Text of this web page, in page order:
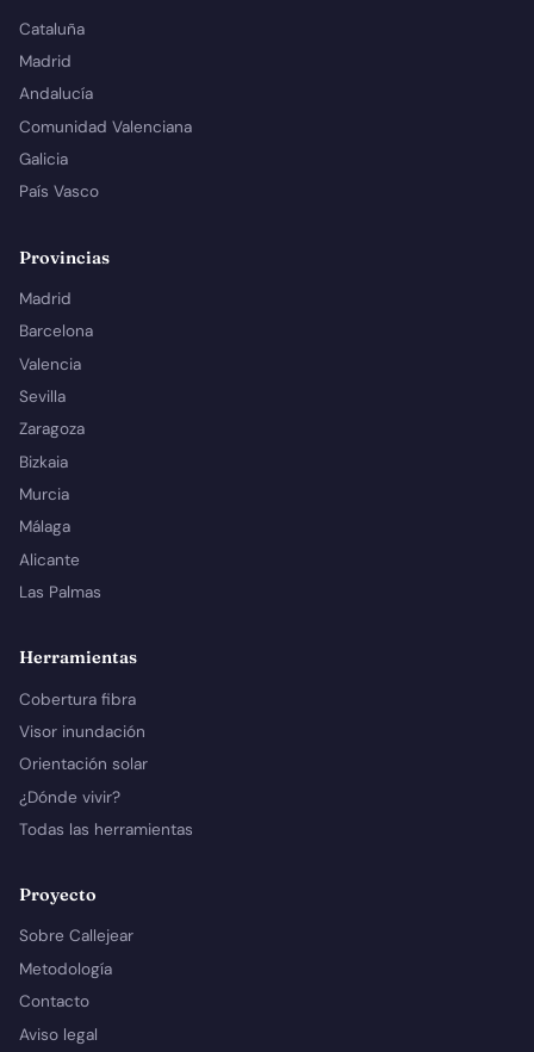
Cataluña
Madrid
Andalucía
Comunidad Valenciana
Galicia
País Vasco
Provincias
Madrid
Barcelona
Valencia
Sevilla
Zaragoza
Bizkaia
Murcia
Málaga
Alicante
Las Palmas
Herramientas
Cobertura fibra
Visor inundación
Orientación solar
¿Dónde vivir?
Todas las herramientas
Proyecto
Sobre Callejear
Metodología
Contacto
Aviso legal